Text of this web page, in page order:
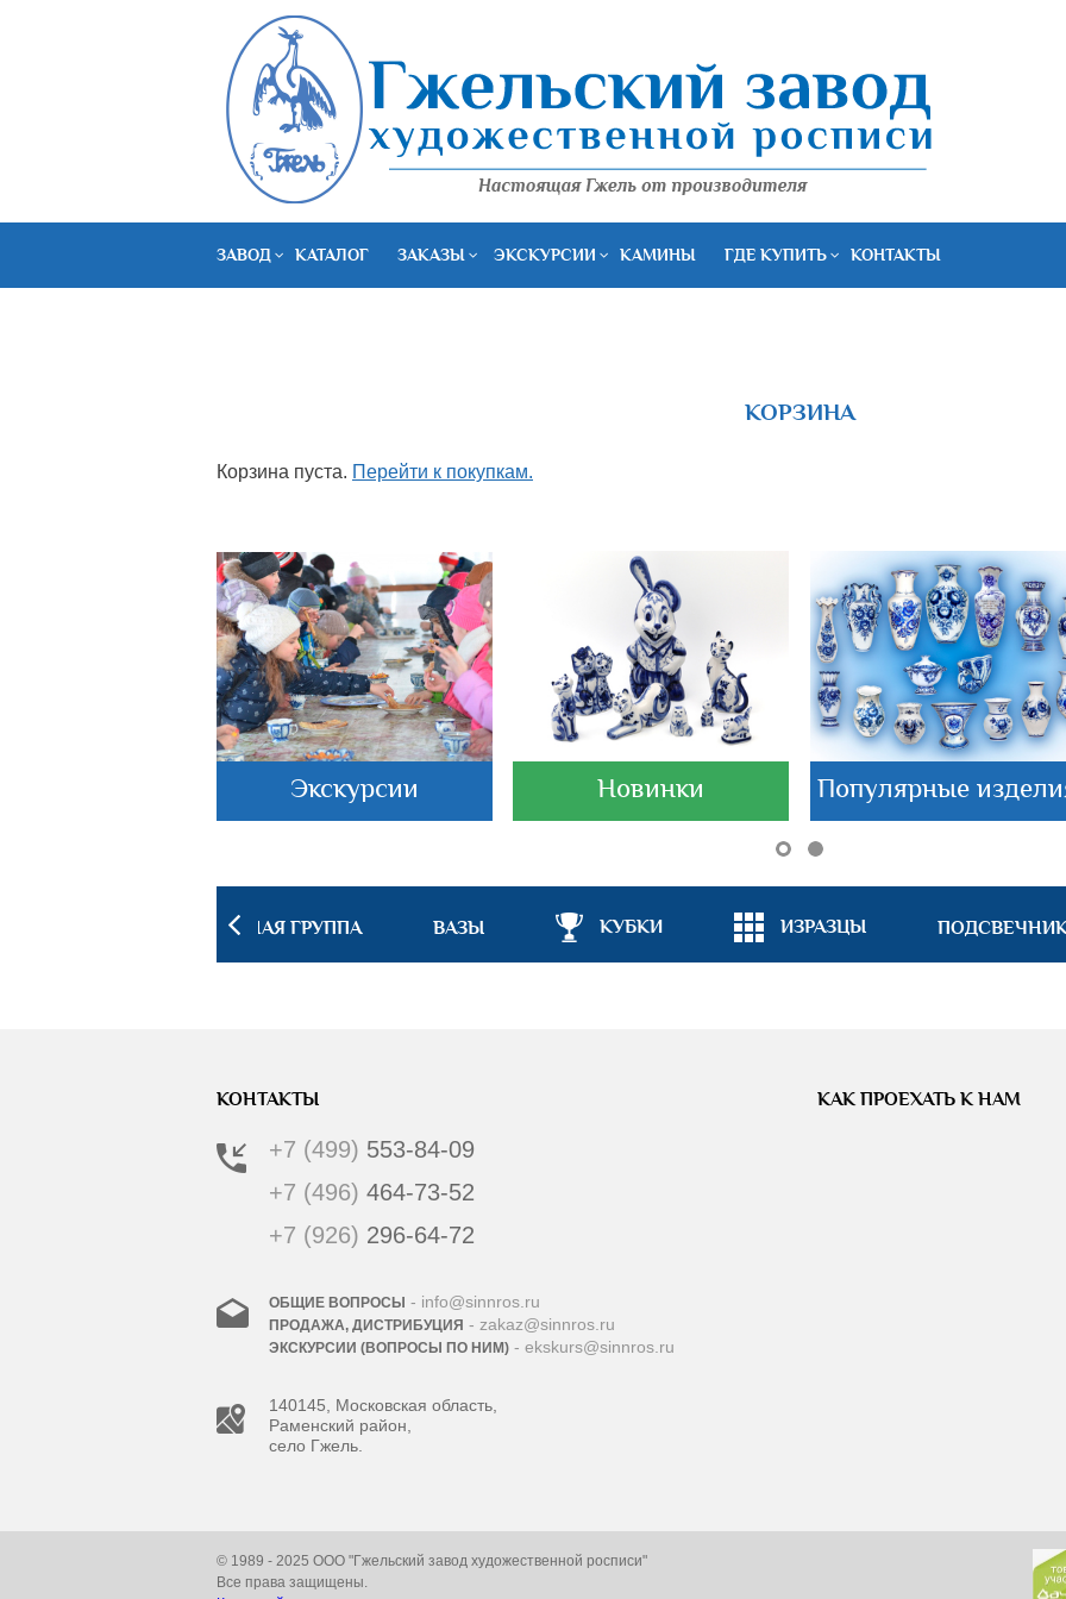
ЗАВОД КАТАЛОГ ЗАКАЗЫ ЭКСКУРСИИ КАМИНЫ ГДЕ КУПИТЬ КОНТАКТЫ
КОРЗИНА
Корзина пуста. Перейти к покупкам.
Экскурсии Новинки Популярные
ПОСУДНАЯ ГРУППА ВАЗЫ КУБКИ ИЗРАЗЦЫ
КОНТАКТЫ
+7 (499) 553-84-09
+7 (496)464-73-52
+7 (926) 296-64-72
ОБЩИЕ ВОПРОСЫ - info@sinnros.ru
ПРОДАЖА, ДИСТРИБУЦИЯ - zakaz@sinnros.ru
ЭКСКУРСИИ (ВОПРОСЫ ПО НИМ) - ekskurs@sinnros.ru
140145, Московская область,
Раменский район,
село Гжель.
КАК ПРОЕХАТЬ К НАМ
© 1989 - 2025 ООО "Гжельский завод художественной росписи"
Все права защищены.